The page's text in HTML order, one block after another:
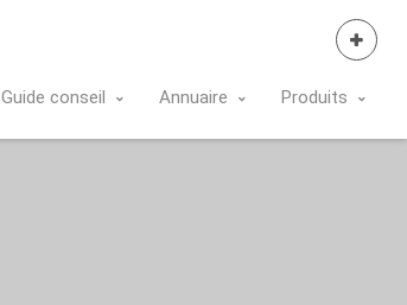
Guide conseil Annuaire Produits